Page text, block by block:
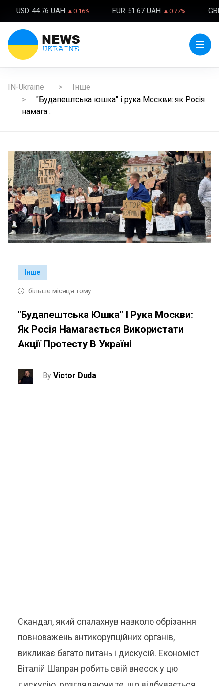
USD 44.76 UAH ▲0.16% EUR 51.67 UAH ▲0.77%
IN-Ukraine
Інше
"Будапештська юшка" і рука Москви: як Росія
намага...
Інше
більше місяця тому
"Будапештська Юшка" І Рука Москви:
Як Росія Намагається Використати
Акції Протесту В Україні
ByVictor Duda
Скандал, який спалахнув навколо обрізання
повноважень антикорупційних органів,
викликає багато питань і дискусій. Економіст
Віталій Шапран робить свій внесок у цю